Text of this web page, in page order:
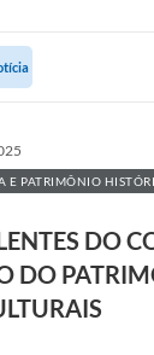
E PATRIMÔNIO
DO
DO